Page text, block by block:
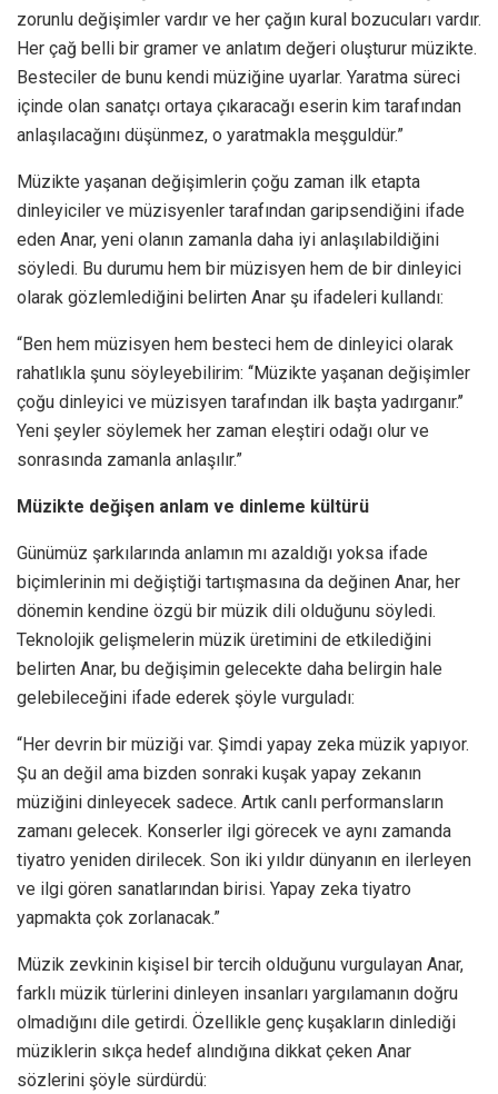
zorunlu değişimler vardır ve her çağın kural bozucuları vardır.
Her çağ belli bir gramer ve anlatım değeri oluşturur müzikte.
Besteciler de bunu kendi müziğine uyarlar. Yaratma süreci
içinde olan sanatçı ortaya çıkaracağı eserin kim tarafından
anlaşılacağını düşünmez, o yaratmakla meşguldür.”
Müzikte yaşanan değişimlerin çoğu zaman ilk etapta
dinleyiciler ve müzisyenler tarafından garipsendiğini ifade
eden Anar, yeni olanın zamanla daha iyi anlaşılabildiğini
söyledi. Bu durumu hem bir müzisyen hem de bir dinleyici
olarak gözlemlediğini belirten Anar şu ifadeleri kullandı:
“Ben hem müzisyen hem besteci hem de dinleyici olarak
rahatlıkla şunu söyleyebilirim: ‘‘Müzikte yaşanan değişimler
çoğu dinleyici ve müzisyen tarafından ilk başta yadırganır.’’
Yeni şeyler söylemek her zaman eleştiri odağı olur ve
sonrasında zamanla anlaşılır.”
Müzikte değişen anlam ve dinleme kültürü
Günümüz şarkılarında anlamın mı azaldığı yoksa ifade
biçimlerinin mi değiştiği tartışmasına da değinen Anar, her
dönemin kendine özgü bir müzik dili olduğunu söyledi.
Teknolojik gelişmelerin müzik üretimini de etkilediğini
belirten Anar, bu değişimin gelecekte daha belirgin hale
gelebileceğini ifade ederek şöyle vurguladı:
“Her devrin bir müziği var. Şimdi yapay zeka müzik yapıyor.
Şu an değil ama bizden sonraki kuşak yapay zekanın
müziğini dinleyecek sadece. Artık canlı performansların
zamanı gelecek. Konserler ilgi görecek ve aynı zamanda
tiyatro yeniden dirilecek. Son iki yıldır dünyanın en ilerleyen
ve ilgi gören sanatlarından birisi. Yapay zeka tiyatro
yapmakta çok zorlanacak.”
Müzik zevkinin kişisel bir tercih olduğunu vurgulayan Anar,
farklı müzik türlerini dinleyen insanları yargılamanın doğru
olmadığını dile getirdi. Özellikle genç kuşakların dinlediği
müziklerin sıkça hedef alındığına dikkat çeken Anar
sözlerini şöyle sürdürdü: